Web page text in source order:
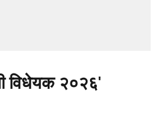
विधेयक २०२६'